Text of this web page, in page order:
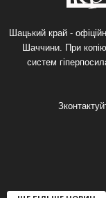
Шацький край -
Шаччини. При
систем